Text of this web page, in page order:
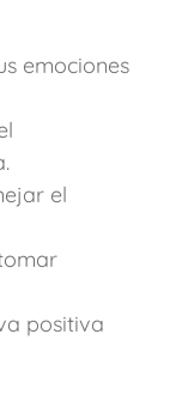
emociones
el
positiva